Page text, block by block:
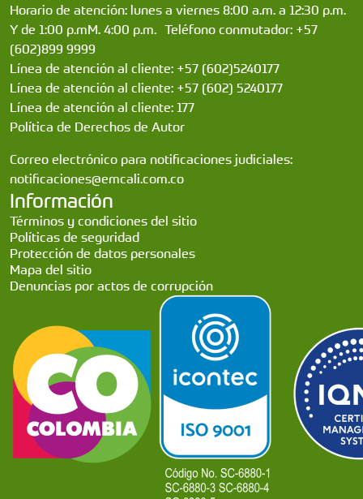
Horario de atención: lunes a viernes 8:00 a.m. a 12:30 p.m.
Y de 1:00 p.mM. 4:00 p.m. Teléfono conmutador: +57
(602)899 9999
Línea de atención al cliente: +57 (602)5240177
Línea de atención al cliente: +57 (602) 5240177
Línea de atención al cliente: 177
Política de Derechos de Autor
Correo electrónico para notificaciones judiciales:
notificaciones@emcali.com.co
Información
Términos y condiciones del sitio
Políticas de seguridad
Protección de datos personales
Mapa del sitio
Denuncias por actos de corrupción